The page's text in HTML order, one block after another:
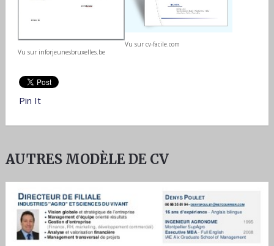
Vu sur inforjeunesbruxelles.be
Vu sur cv-facile.com
Pin It
AUTRES MODÈLE DE CV